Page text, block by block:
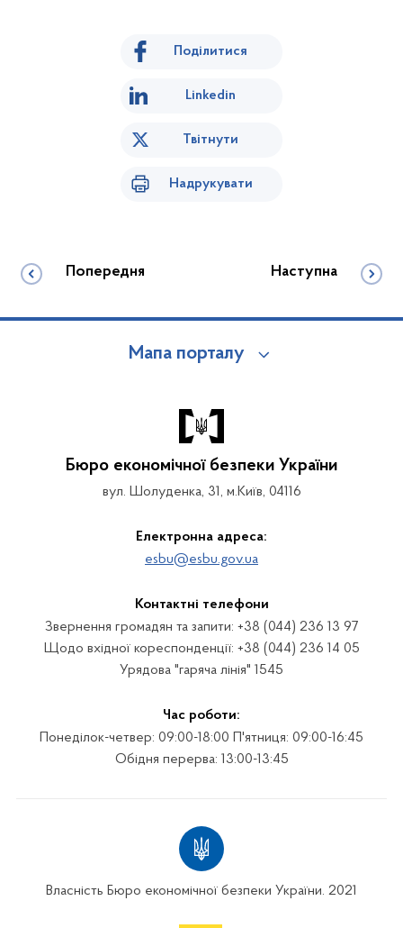
Поділитися
Linkedin
Твітнути
Надрукувати
Попередня Наступна
Мапа порталу
Бюро економічної безпеки України
вул. Шолуденка, 31, м.Київ, 04116
Електронна адреса:
esbu@esbu.gov.ua
Контактні телефони
Звернення громадян та запити: +38 (044) 236 13 97
Щодо вхідної кореспонденції: +38 (044) 236 14 05
Урядова "гаряча лінія" 1545
Час роботи:
Понеділок-четвер: 09:00-18:00 П'ятниця: 09:00-16:45
Обідня перерва: 13:00-13:45
Власність Бюро економічної безпеки України. 2021